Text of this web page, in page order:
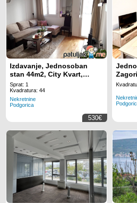
Izdavanje, Jednosoban
stan 44m2, City Kvart,
Podgorica
Sprat: 1
Kvadratura: 44
Nekretnine
Podgorica
530€